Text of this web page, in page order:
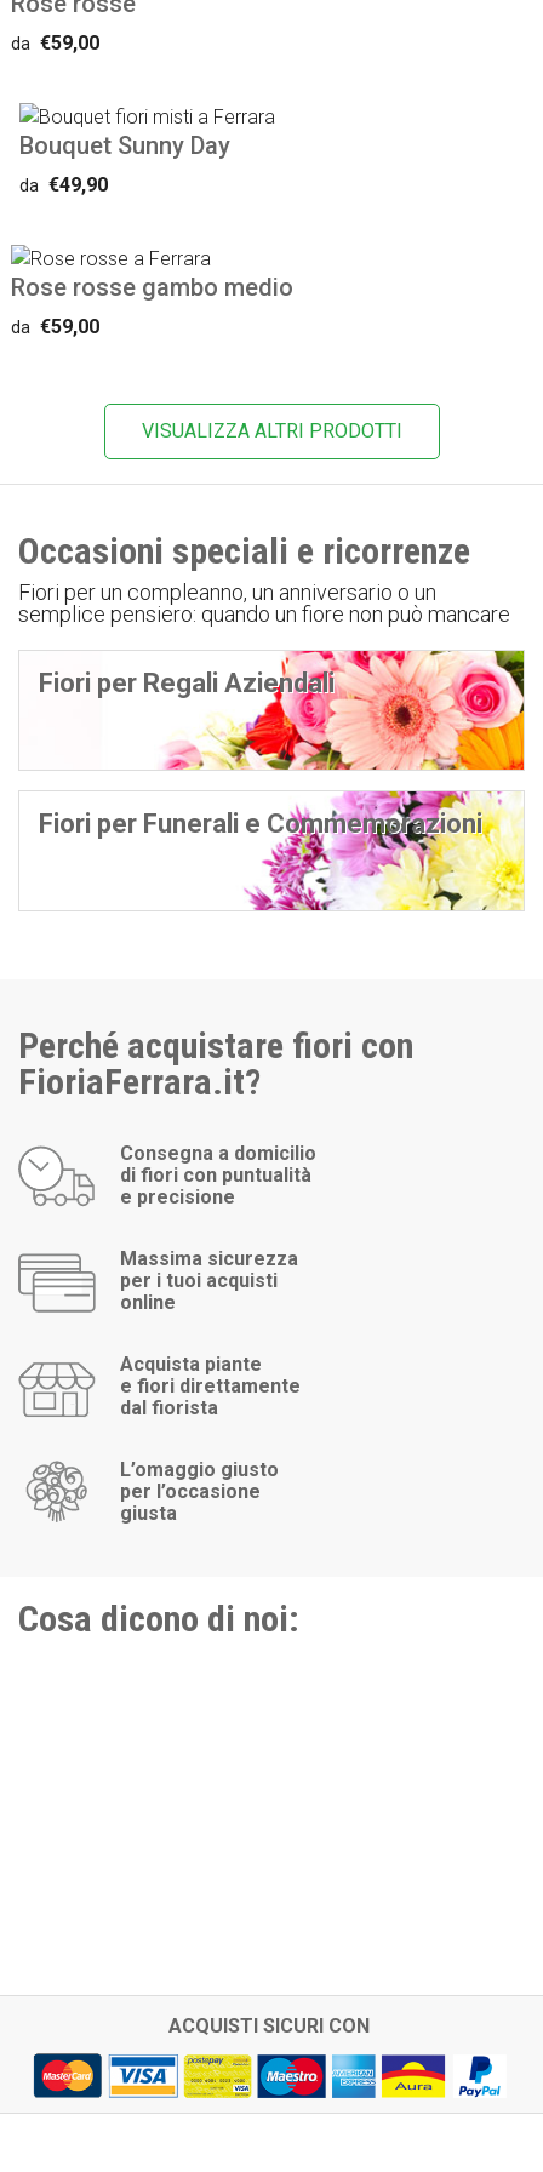
da€59,00
Bouquet Sunny Day
da €49,90
Rose rosse gambo medio
da€59,00
VISUALIZZA ALTRI PRODOTTI
Occasioni speciali e ricorrenze
Fiori per un compleanno, un anniversario o un
semplice pensiero: quando un fiore non può mancare
Fiori per Regali Aziendali
Fiori per Funerali e Commemorazioni
Perché acquistare fiori con
FioriaFerrara.it?
Consegna a domicilio
di fiori con puntualità
e precisione
Massima sicurezza
per i tuoi acquisti
online
Acquista piante
e fiori direttamente
dal fiorista
L’omaggio giusto
per l’occasione
giusta
Cosa dicono di noi:
ACQUISTI SICURI CON